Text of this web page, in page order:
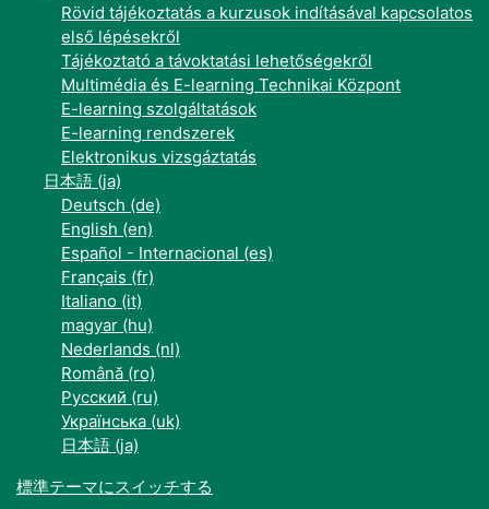
Rövid tájékoztatás a kurzusok indításával kapcsolatos
első lépésekről
Tájékoztató a távoktatási lehetőségekről
Multimédia és E-learning Technikai Központ
E-learning szolgáltatások
E-learning rendszerek
Elektronikus vizsgáztatás
日本語 ‎(ja)‎
Deutsch ‎(de)‎
English ‎(en)‎
Español - Internacional ‎(es)‎
Français ‎(fr)‎
Italiano ‎(it)‎
magyar ‎(hu)‎
Nederlands ‎(nl)‎
Română ‎(ro)‎
Русский ‎(ru)‎
Українська ‎(uk)‎
日本語 ‎(ja)‎
標準テーマにスイッチする